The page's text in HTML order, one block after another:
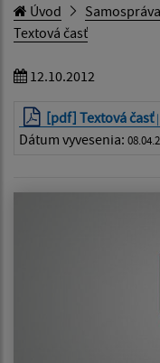
Úvod Samospráva
Textová časť
12.10.2012
[pdf] Textová časť|
Dátum vyvesenia: